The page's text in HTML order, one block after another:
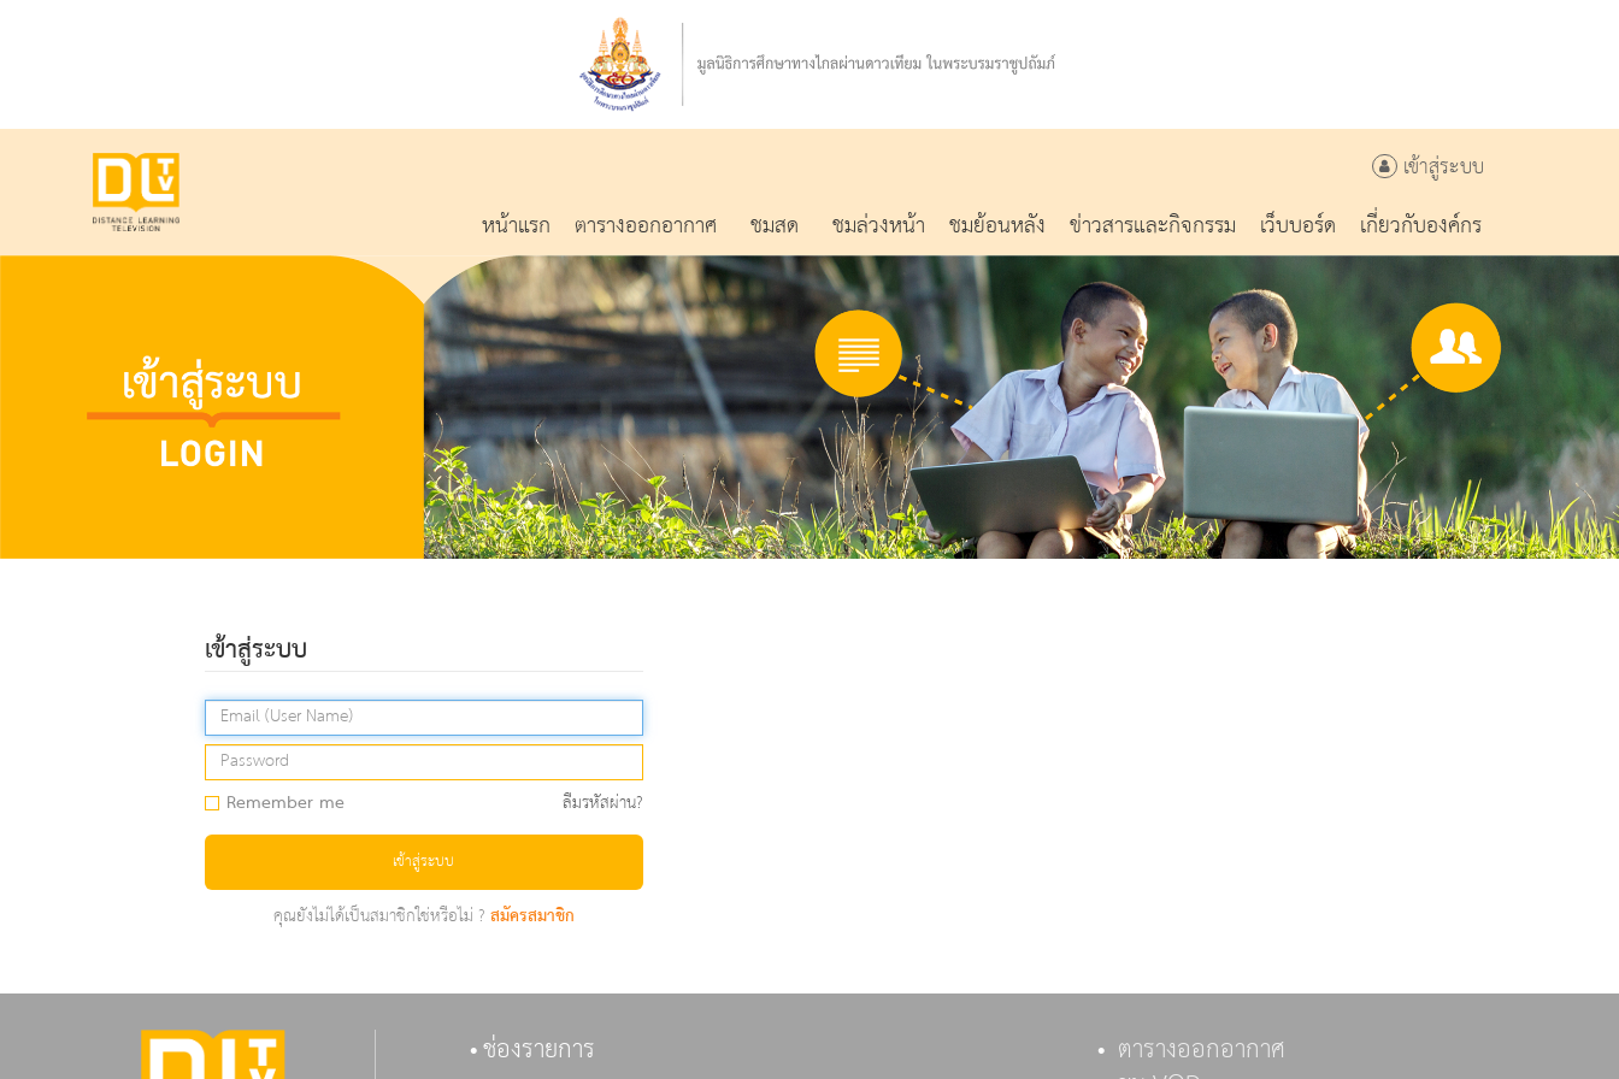
เข้าสู่ระบบ
หน้าแรก ตารางออกอากาศ ชมสด ชมล่วงหน้า ชมย้อนหลัง ข่าวสารและกิจกรรม เว็บบอร์ด เกี่ยวกับองค์กร
เข้าสู่ระบบ
Remember me ลืมรหัสผ่าน?
เข้าสู่ระบบ
คุณยังไม่ได้เป็นสมาชิกใช่หรือไม่ ?สมัครสมาชิก
ช่องรายการ ตารางออกอากาศ